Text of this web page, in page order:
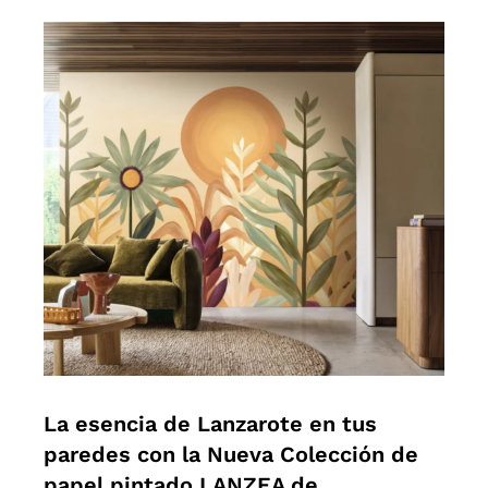
La esencia de Lanzarote en tus
paredes con la Nueva Colección de